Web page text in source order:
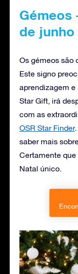
Gémeos
de junho
Os gémeos são
Este signo
aprendizagem
Star Gift, irá
com as
OSR Star Finder
saber mais
Certamente
Natal único.